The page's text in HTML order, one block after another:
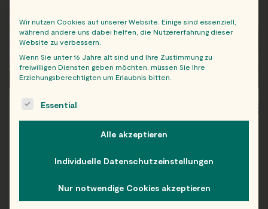
WIEN
Folge uns auf Instagram!
Wir nutzen Cookies auf unserer Website. Einige sind essenziell,
während andere uns dabei helfen, die Nutzererfahrung dieser
Website zu verbessern.
Wenn Sie unter 16 Jahre alt sind und Ihre Zustimmung zu
freiwilligen Diensten geben möchten, müssen Sie Ihre
Erziehungsberechtigten um Erlaubnis bitten.
The following is a list of service groups for which consent
Essential
Alle akzeptieren
Individuelle Datenschutzeinstellungen
Nur notwendige Cookies akzeptieren